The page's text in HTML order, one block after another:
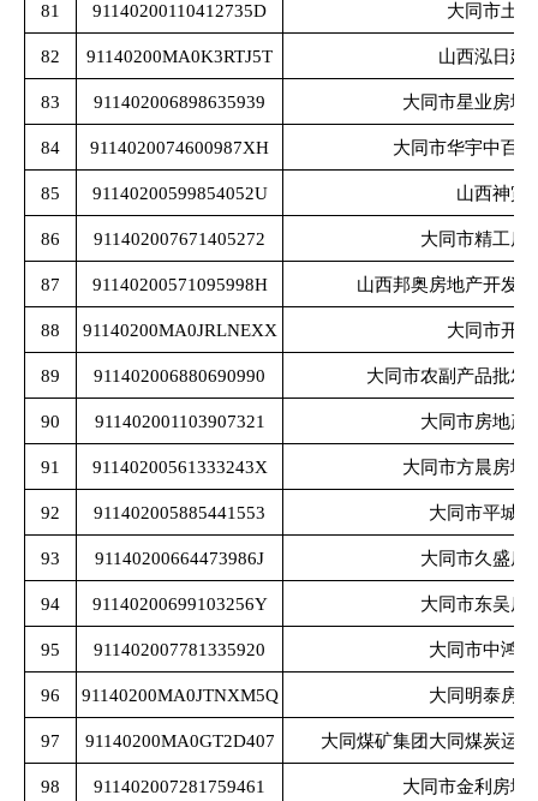
81 91140200110412735D 大同市土
82 91140200MA0K3RTJ5T 山西泓日建
83 911402006898635939 大同市星业房地
84 9114020074600987XH 大同市华宇中百
85 91140200599854052U 山西神寅
86 911402007671405272 大同市精工房
87 91140200571095998H 山西邦奥房地产开发
88 91140200MA0JRLNEXX 大同市开
89 911402006880690990 大同市农副产品批发
90 911402001103907321 大同市房地产
91 91140200561333243X 大同市方晨房地
92 911402005885441553 大同市平城
93 91140200664473986J 大同市久盛房
94 91140200699103256Y 大同市东吴房
95 911402007781335920 大同市中鸿
96 91140200MA0JTNXM5Q 大同明泰房
97 91140200MA0GT2D407 大同煤矿集团大同煤炭运
98 911402007281759461 大同市金利房地